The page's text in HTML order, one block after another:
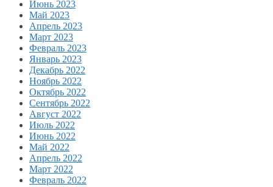
Июнь 2023
Май 2023
Апрель 2023
Март 2023
Февраль 2023
Январь 2023
Декабрь 2022
Ноябрь 2022
Октябрь 2022
Сентябрь 2022
Август 2022
Июль 2022
Июнь 2022
Май 2022
Апрель 2022
Март 2022
Февраль 2022